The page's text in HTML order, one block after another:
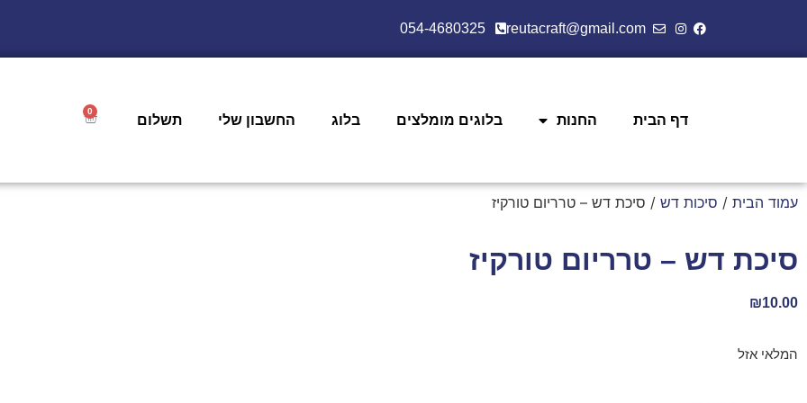
reutacraft@gmail.com
054-4680325
דף הבית החנות בלוגים מומלצים בלוג החשבון שלי תשלום
0
עמוד הבית / סיכות דש / סיכת דש – טרריום טורקיז
סיכת דש – טרריום טורקיז
₪10.00
המלאי אזל